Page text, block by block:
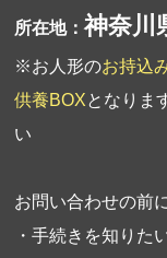
所在地：神奈川
※お人形のお持込
供養BOXとなりま
い
お問い合わせの前
・手続きを知りた